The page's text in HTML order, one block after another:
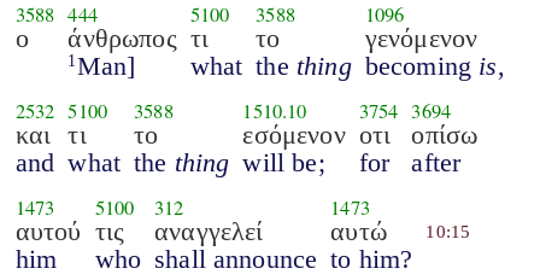
3588
ο
444
άνθρωπος
1 Man]
5100
τι
what
3588
το
the thing
1096
γενόμενον
becoming is,
2532
και
and
5100
τι
what
3588
το
the thing
1510.10
εσόμενον
will be;
3754
οτι
for
3694
οπίσω
after
1473
αυτού
him
5100
τις
who
312
αναγγελεί
shall announce
1473
αυτώ
to him?
10:15